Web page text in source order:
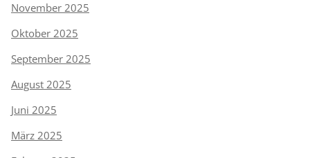
November 2025
Oktober 2025
September 2025
August 2025
Juni 2025
März 2025